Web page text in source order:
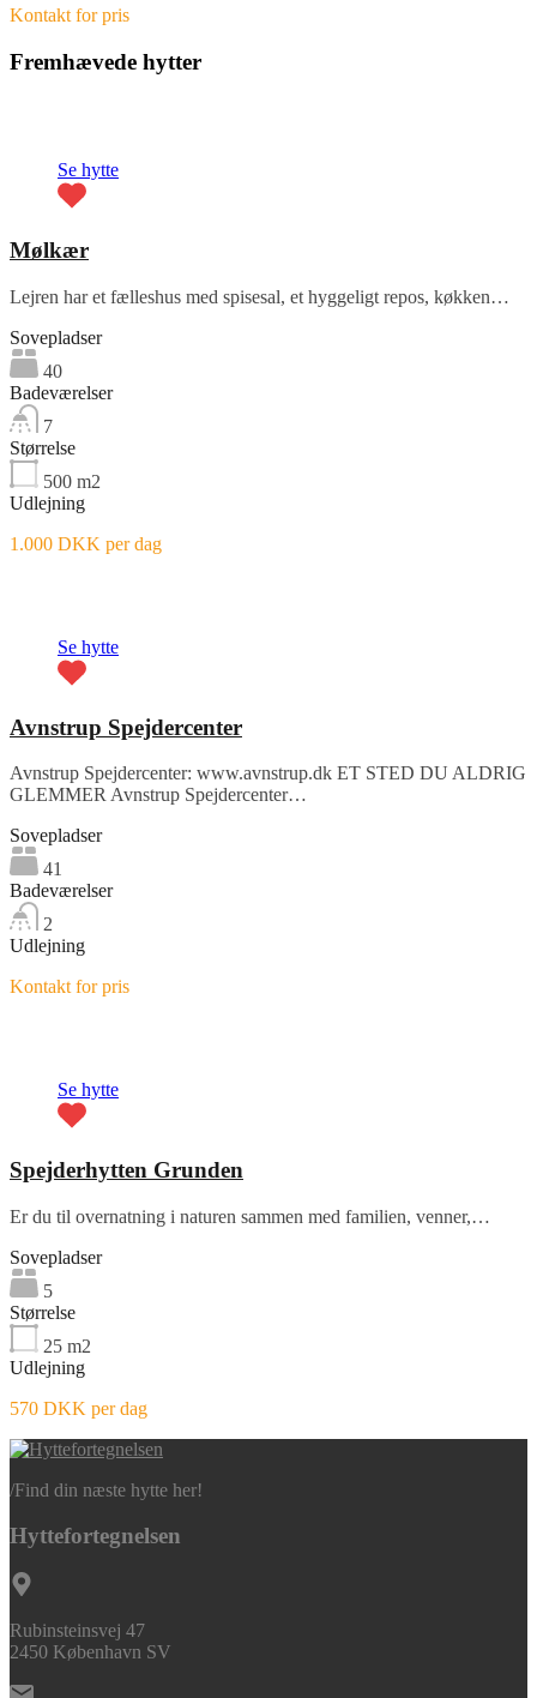
Kontakt for pris
Fremhævede hytter
Se hytte
Mølkær
Lejren har et fælleshus med spisesal, et hyggeligt repos, køkken…
Sovepladser
40
Badeværelser
7
Størrelse
500 m2
Udlejning
1.000 DKK per dag
Se hytte
Avnstrup Spejdercenter
Avnstrup Spejdercenter: www.avnstrup.dk ET STED DU ALDRIG
GLEMMER Avnstrup Spejdercenter…
Sovepladser
41
Badeværelser
2
Udlejning
Kontakt for pris
Se hytte
Spejderhytten Grunden
Er du til overnatning i naturen sammen med familien, venner,…
Sovepladser
5
Størrelse
25 m2
Udlejning
570 DKK per dag
/Find din næste hytte her!
Hyttefortegnelsen
Rubinsteinsvej 47
2450 København SV